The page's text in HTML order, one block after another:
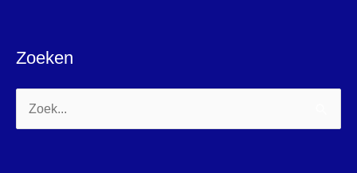
Zoeken
Zoek
naar: